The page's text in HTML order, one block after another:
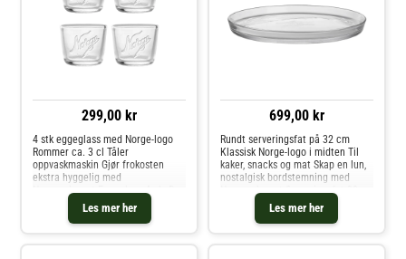
299,00 kr
Les mer her
4 stk eggeglass med Norge-logo
Rommer ca. 3 cl Tåler
oppvaskmaskin Gjør frokosten
ekstra hyggelig med
Norgesglasset Eggeglass 4 pk. De
små eggeglassene med den kjente
Norge-logoen gir en sjarmerende
dose nostalgi til borddekkingen,
699,00 kr
Les mer her
Rundt serveringsfat på 32 cm
Klassisk Norge-logo i midten Til
kaker, snacks og mat Skap en lun,
nostalgisk bordstemning med
Norgesglasset Serveringsfat 32
cm. Det runde glassfatet prydes
av den ikoniske Norge-logoen i
midten – et kjent og kjært sym